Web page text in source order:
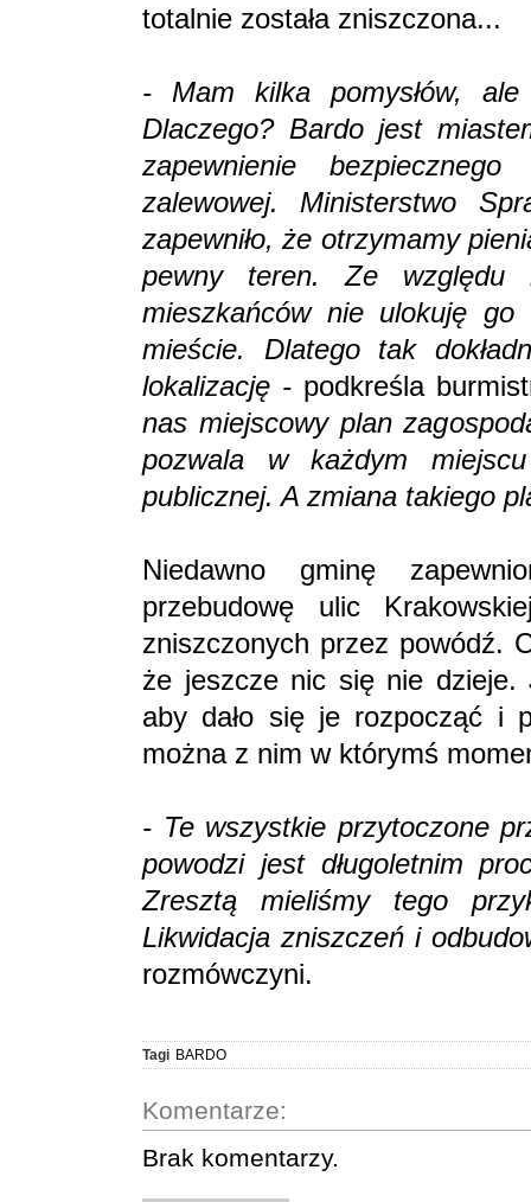
totalnie została zniszczona...
- Mam kilka pomysłów,
Dlaczego? Bardo jest
zapewnienie
zalewowej. Ministerstwo
zapewniło, że otrzymamy
pewny teren. Ze względu
mieszkańców nie ulokuję
mieście. Dlatego tak
lokalizację - podkreśla
nas miejscowy plan
pozwala w każdym
publicznej. A zmiana takiego
Niedawno gminę
przebudowę ulic
zniszczonych przez powódź.
że jeszcze nic się nie dzieje.
aby dało się je rozpocząć i
można z nim w którymś
- Te wszystkie przytoczone
powodzi jest długoletnim
Zresztą mieliśmy tego
Likwidacja zniszczeń i
rozmówczyni.
Tagi BARDO
Komentarze:
Brak komentarzy.